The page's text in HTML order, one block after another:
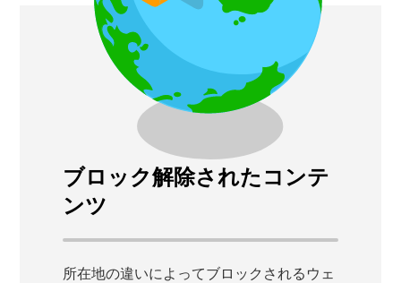
ブロック解除されたコンテ
ンツ
所在地の違いによってブロックされるウェ